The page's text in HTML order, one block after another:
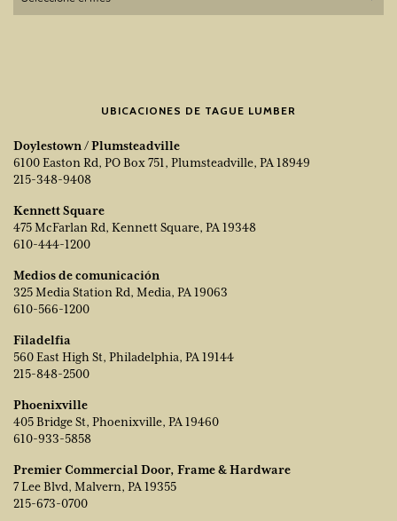
UBICACIONES DE TAGUE LUMBER
Doylestown / Plumsteadville
6100 Easton Rd, PO Box 751, Plumsteadville, PA 18949
215-348-9408
Kennett Square
475 McFarlan Rd, Kennett Square, PA 19348
610-444-1200
Medios de comunicación
325 Media Station Rd, Media, PA 19063
610-566-1200
Filadelfia
560 East High St, Philadelphia, PA 19144
215-848-2500
Phoenixville
405 Bridge St, Phoenixville, PA 19460
610-933-5858
Premier Commercial Door, Frame & Hardware
7 Lee Blvd, Malvern, PA 19355
215-673-0700